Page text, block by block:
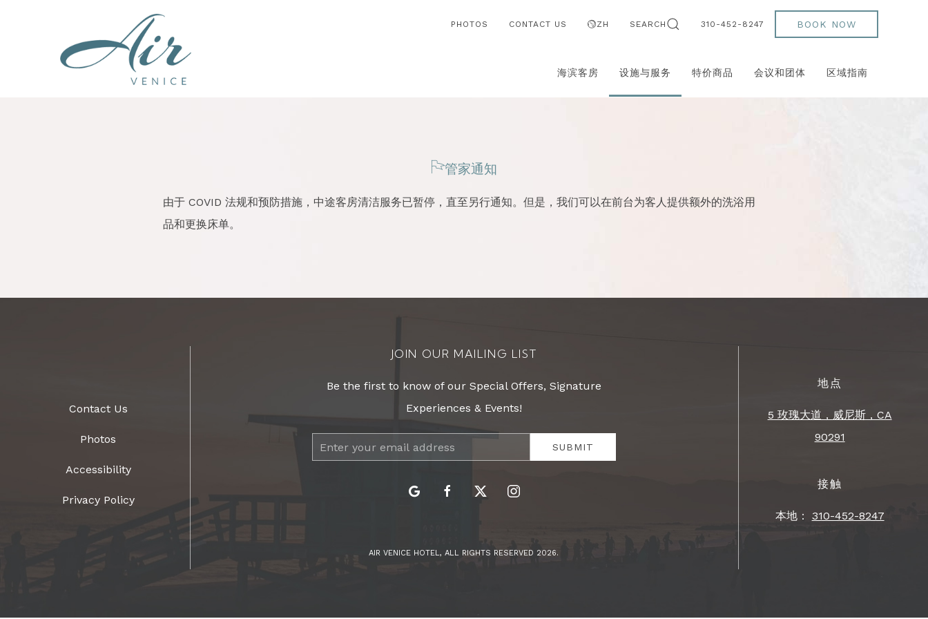
PHOTOS CONTACT US ZH SEARCH 310-452-8247 BOOK NOW
海滨客房 设施与服务 特价商品 会议和团体 区域指南
​管家通知
由于 COVID 法规和预防措施，中途客房清洁服务已暂停，直至另行通知。但是，我们可以在前台为客人提供额外的洗浴用
品和更换床单。
JOIN OUR MAILING LIST
Be the first to know of our Special Offers, Signature
Experiences & Events!
Email
Address
SUBMIT
google facebooktwitter instagram
AIR VENICE HOTEL, ALL RIGHTS RESERVED 2026.
Contact Us
Photos
Accessibility
Privacy Policy
地点
5 玫瑰大道，威尼斯，CA
90291
接触
本地： 310-452-8247